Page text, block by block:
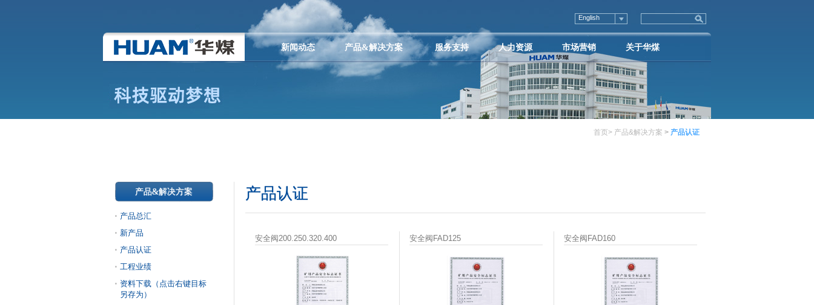
English
新闻动态 产品&解决方案 服务支持 人力资源 市场营销 关于华煤
合作伙伴
社会公益
视频信息
首页> 产品&解决方案 > 产品认证
产品&解决方案
产品总汇
新产品
产品认证
工程业绩
资料下载（点击右键目标
另存为）
产品认证
安全阀200.250.320.400 安全阀FAD125 安全阀FAD160